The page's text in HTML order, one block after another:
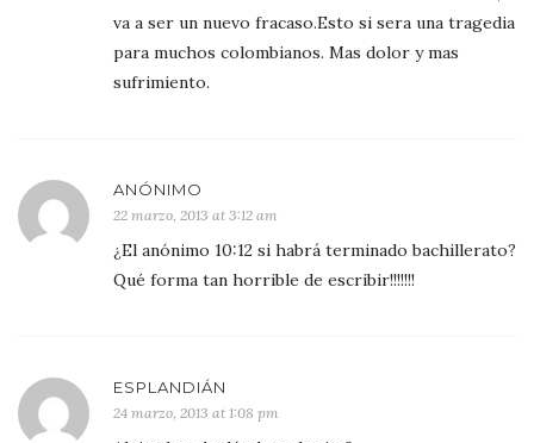
va a ser un nuevo fracaso.Esto si sera una tragedia
para muchos colombianos. Mas dolor y mas
sufrimiento.
ANÓNIMO
22 marzo, 2013 at 3:12 am
¿El anónimo 10:12 si habrá terminado bachillerato?
Qué forma tan horrible de escribir!!!!!!!
ESPLANDIÁN
24 marzo, 2013 at 1:08 pm